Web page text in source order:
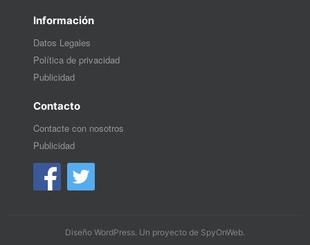
Información
Datos Legales
Política de privacidad
Publicidad
Contacto
Contacte con nosotros
Publicidad
Diseño WordPress. Un proyecto de SpyOnWeb.